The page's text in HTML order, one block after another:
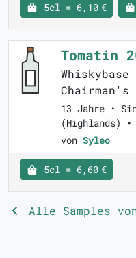
5cl = 6,10 €
Tomatin
Chairman's
13 Jahre •
(Highlands) •
von Syleo
5cl = 6,60 €
Alle Samples